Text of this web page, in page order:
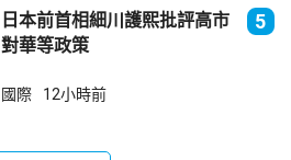
日本前首相細川護熙批評高市
對華等政策
5
國際 12小時前